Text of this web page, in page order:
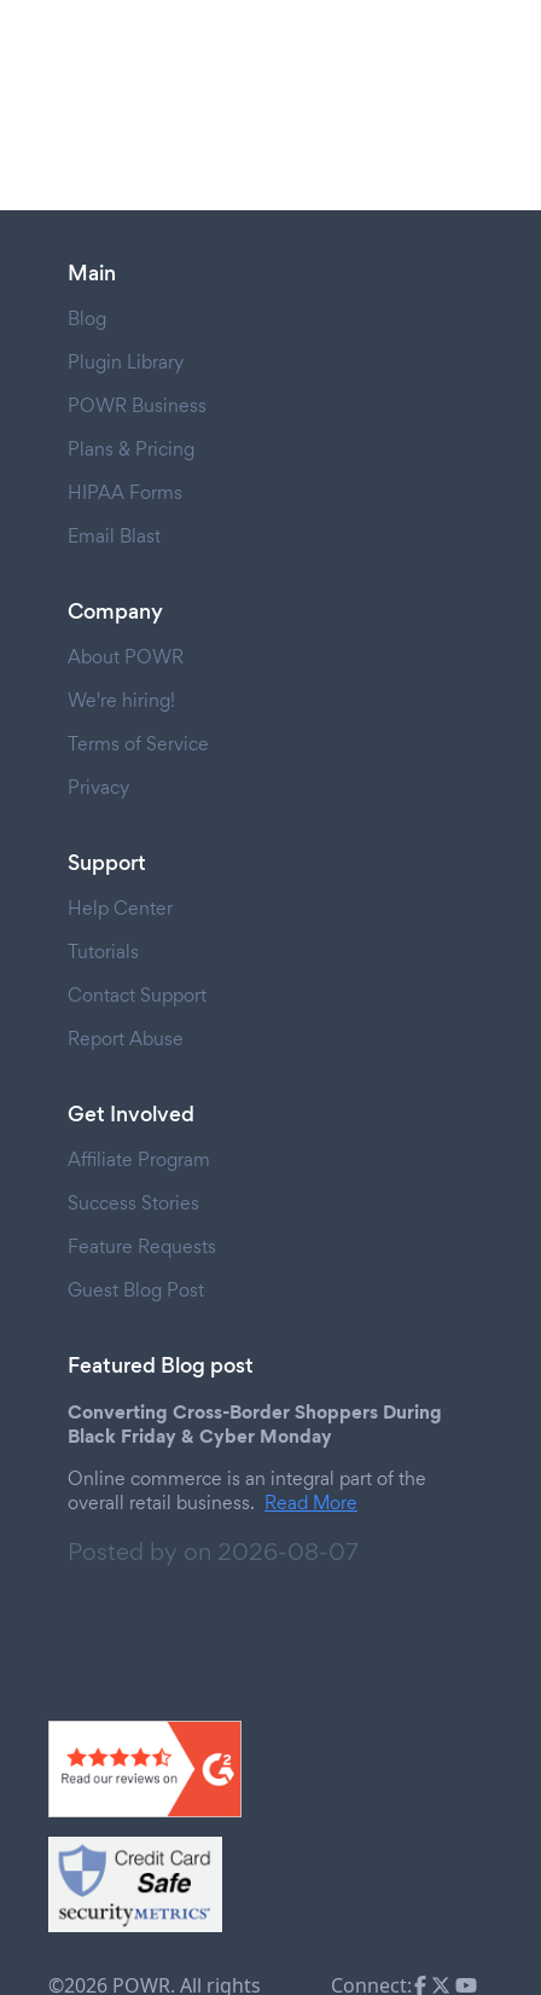
Main
Blog
Plugin Library
POWR Business
Plans & Pricing
HIPAA Forms
Email Blast
Company
About POWR
We're hiring!
Terms of Service
Privacy
Support
Help Center
Tutorials
Contact Support
Report Abuse
Get Involved
Affiliate Program
Success Stories
Feature Requests
Guest Blog Post
Featured Blog post
Converting Cross-Border Shoppers During
Black Friday & Cyber Monday
Online commerce is an integral part of the
overall retail business. Read More
Posted by on 2026-08-07
©2026 POWR. All rights Connect: